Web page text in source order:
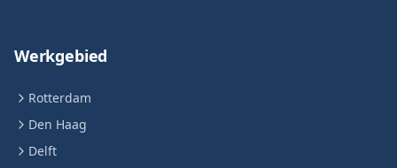
Werkgebied
Rotterdam
Den Haag
Delft